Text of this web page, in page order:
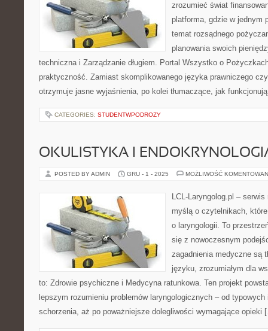
zrozumieć świat
platforma, gdzie w jednym
temat rozsądnego
planowania swoich
techniczna i Zarządzanie długiem. Portal Wszystko o
praktyczność. Zamiast skomplikowanego języka prawniczego
otrzymuje jasne wyjaśnienia, po kolei tłumaczące, jak
CATEGORIES: STUDENTWPODROZY
OKULISTYKA I
POSTED BY ADMIN GRU - 1 - 2025 MOŻLIWOŚĆ
LCL-Laryngolog.pl –
myślą o czytelnikach,
o laryngologii. To
się z nowoczesnym
zagadnienia medyczne są
języku, zrozumiałym dla
to: Zdrowie psychiczne i Medycyna ratunkowa. Ten projekt
lepszym rozumieniu problemów laryngologicznych – od typowych
schorzenia, aż po poważniejsze dolegliwości wymagające opieki